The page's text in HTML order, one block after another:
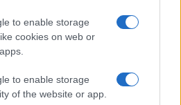
to enable storage
cookies on web or
to enable storage
of the website or app.